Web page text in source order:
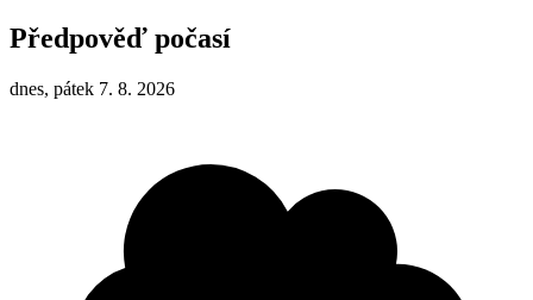
Předpověď počasí
dnes, pátek 7. 8. 2026